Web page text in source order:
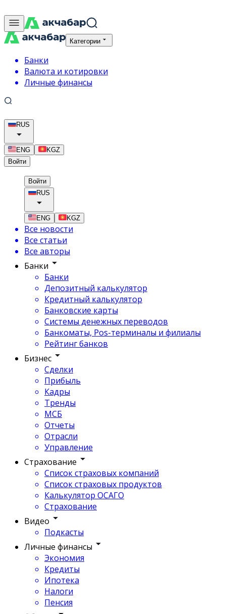
Категории
Банки
Валюта и котировки
Личные финансы
RUS
ENG
KGZ
Войти
Войти
RUS
ENG KGZ
Все новости
Все статьи
Все авторы
Банки
Банки
Депозитный калькулятор
Кредитный калькулятор
Банковские карты
Системы денежных переводов
Банкоматы, Pos-терминалы и филиалы
Рейтинг банков
Бизнес
Сделки
Прибыль
Кадры
Тренды
МСБ
Отчеты
Отрасли
Управление
Страхование
Список страховых компаний
Список страховых продуктов
Калькулятор ОСАГО
Страхование
Видео
Подкасты
Личные финансы
Экономия
Кредиты
Ипотека
Налоги
Пенсия